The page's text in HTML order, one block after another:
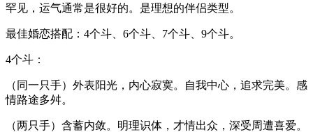
罕见，运气通常是很好的。是理想的伴侣类型。
最佳婚恋搭配：4个斗、6个斗、7个斗、9个斗。
4个斗：
（同一只手）外表阳光，内心寂寞。自我中心，追求完美。感
情路途多舛。
（两只手）含蓄内敛。明理识体，才情出众，深受周遭喜爱。